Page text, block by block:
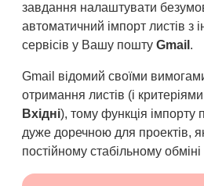
завдання налаштувати
автоматичний імпорт листів з
сервісів у Вашу пошту Gmail .
Gmail відомий своїми
отримання листів (і
Вхідні), тому функція імпорту
дуже доречною для проектів,
постійному стабільному